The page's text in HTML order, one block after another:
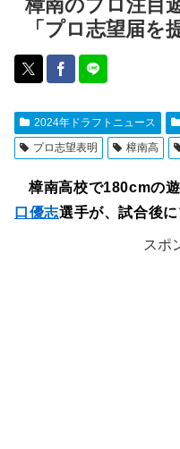
樟南のプロ注目
「プロ志望届を
2024年ドラフトニュース
プロ志望表明
樟南高
樟南高校で180cmの
口優志選手が、試合後に
スポ